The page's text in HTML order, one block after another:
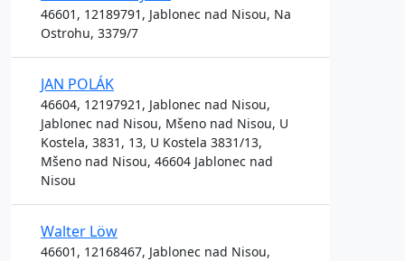
46601, 12189791, Jablonec nad Nisou, Na
Ostrohu, 3379/7
JAN POLÁK
46604, 12197921, Jablonec nad Nisou,
Jablonec nad Nisou, Mšeno nad Nisou, U
Kostela, 3831, 13, U Kostela 3831/13,
Mšeno nad Nisou, 46604 Jablonec nad
Nisou
Walter Löw
46601, 12168467, Jablonec nad Nisou,